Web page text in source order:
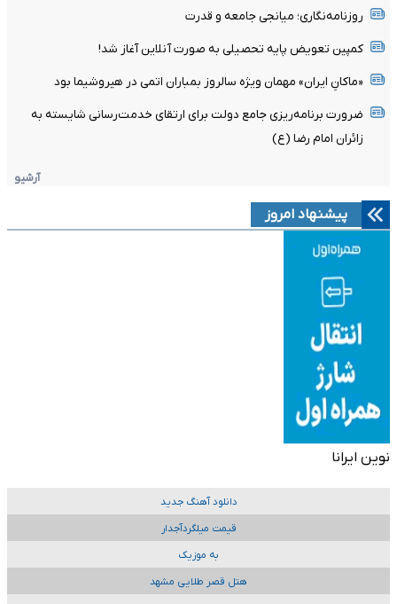
روزنامه‌نگاری؛ میانجی جامعه و قدرت
کمپین تعویض پایه تحصیلی به صورت آنلاین آغاز شد!
«ماکانِ ایران» مهمان ویژه سالروز بمباران اتمی در هیروشیما بود
ضرورت برنامه‌ریزی جامع دولت برای ارتقای خدمت‌رسانی شایسته به
زائران امام رضا (ع)
آرشیو
پیشنهاد امروز
نوین ایرانا
دانلود آهنگ جدید
قیمت میلگردآجدار
به موزیک
هتل قصر طلایی مشهد